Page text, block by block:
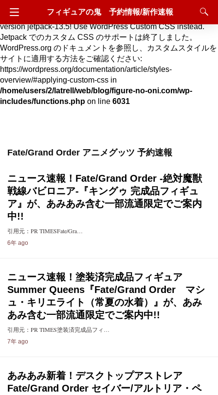
Deprecated
: Hook custom_css_loaded is deprecated since
version jetpack-13.5! Use WordPress Custom CSS instead.
Jetpack でのカスタム CSS のサポートは終了しました。
WordPress.org のドキュメントを参照し、カスタムスタイルを
サイトに適用する方法をご確認ください:
https://wordpress.org/documentation/article/styles-
overview/#applying-custom-css in
/home/users/2/latrell/web/blog/figure-no-oni.com/wp-
includes/functions.php on line 6031
フィギュアの鬼 予約情報/新作速報
Fate/Grand Order アニメグッツ 予約速報
ニュース速報！Fate/Grand Order -絶対魔獣
戦線バビロニア-『キングゥ 完成品フィギュ
ア』が、あみあみ含む一部流通限定でご案内
中!!
引用元：PR TIMESFate/Gra…
6年 ago
ニュース速報！塗装済完成品フィギュア
Summer Queens『Fate/Grand Order マシ
ュ・キリエライト（常夏の水着）』が、あみ
あみ含む一部流通限定でご案内中!!
引用元：PR TIMES塗装済完成品フィ…
7年 ago
あみあみ新着！デスクトップアストレア
Fate/Grand Order セイバー/アルトリア・ペ